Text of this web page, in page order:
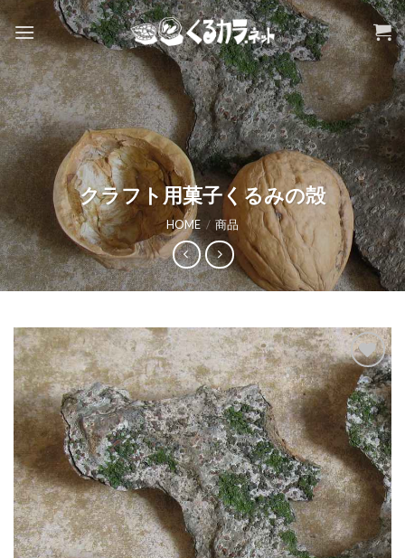
Skip
to
content
クラフト用菓子くるみの殻
HOME / 商品
お気
に入
りに
追加